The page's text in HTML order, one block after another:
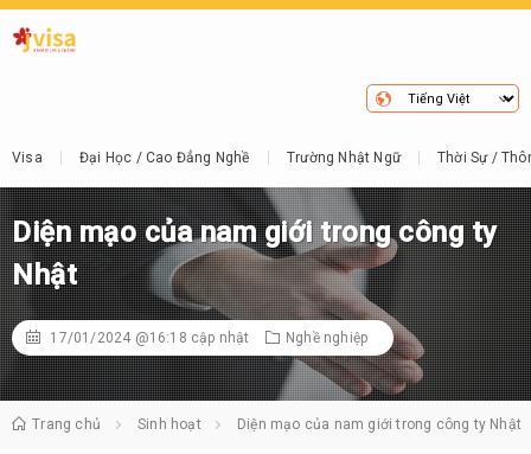
Visa Đại Học / Cao Đẳng Nghề Trường Nhật Ngữ Thời Sự /
Diện mạo của nam giới trong công ty
Nhật
17/01/2024 @16:18 cập nhật Nghề nghiệp
Trang chủ Sinh hoạt Diện mạo của nam giới trong công ty Nhật